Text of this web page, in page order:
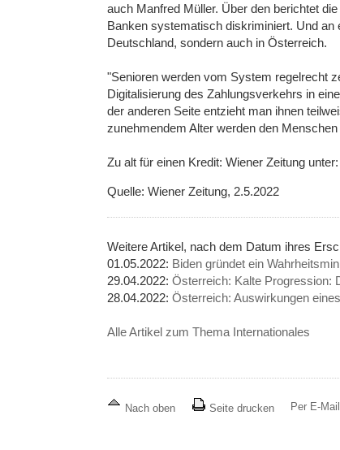
auch Manfred Müller. Über den berichtet
Banken systematisch diskriminiert. Und
Deutschland, sondern auch in Österreich.
"Senioren werden vom System regelrecht
Digitalisierung des Zahlungsverkehrs in
der anderen Seite entzieht man ihnen
zunehmendem Alter werden den
Zu alt für einen Kredit: Wiener Zeitung unter:
Quelle: Wiener Zeitung, 2.5.2022
Weitere Artikel, nach dem Datum ihres
01.05.2022: Biden gründet ein
29.04.2022: Österreich: Kalte Progression:
28.04.2022: Österreich: Auswirkungen
Alle Artikel zum Thema Internationales
Nach oben Seite drucken Per E-